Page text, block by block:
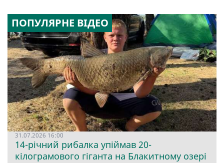
ПОПУЛЯРНЕ ВІДЕО
31.07.2026 16:00
14-річний рибалка упіймав 20-
кілограмового гіганта на Блакитному озері